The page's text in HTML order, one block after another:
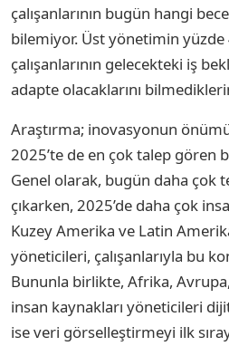
çalışanlarının bugün hangi
bilemiyor. Üst yönetimin yüzde
çalışanlarının gelecekteki iş
adapte olacaklarını
Araştırma; inovasyonun
2025’te de en çok talep gören
Genel olarak, bugün daha çok
çıkarken, 2025’de daha çok
Kuzey Amerika ve Latin
yöneticileri, çalışanlarıyla bu
Bununla birlikte, Afrika,
insan kaynakları yöneticileri
ise veri görselleştirmeyi ilk